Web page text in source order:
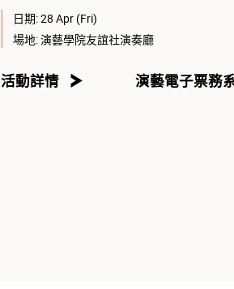
日期:28 Apr (Fri)
場地:演藝學院友誼社演奏廳
活動詳情 演藝電子票務